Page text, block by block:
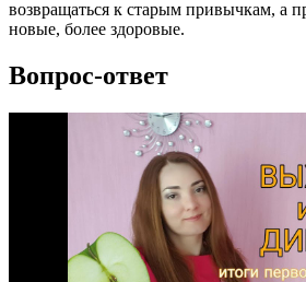
возвращаться к старым привычкам, а
новые, более здоровые.
Вопрос-ответ